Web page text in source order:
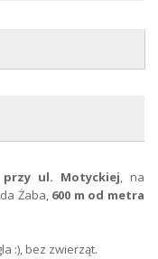
własność
przy ul. Motyckiej, na
Żaba, 600 m od metra
:), bez zwierząt.